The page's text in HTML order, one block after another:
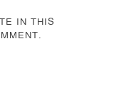
IN THIS